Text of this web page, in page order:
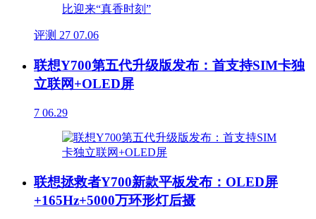
评测 27 07.06
联想Y700第五代升级版发布：首支持SIM卡独
立联网+OLED屏
7 06.29
联想拯救者Y700新款平板发布：OLED屏
+165Hz+5000万环形灯后摄